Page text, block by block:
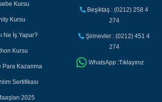
Kursu
Kursu
Ne İş Yapar?
Kursu
Para Kazanma
Sertifikası
2025
Beşiktaş : (0212) 258 4
274
Şirinevler : (0212) 451 4
274
WhatsApp :Tıklayınız